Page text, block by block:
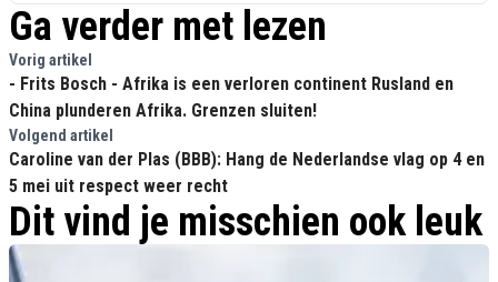
Ga verder met lezen
Vorig artikel
- Frits Bosch - Afrika is een verloren continent Rusland en
China plunderen Afrika. Grenzen sluiten!
Volgend artikel
Caroline van der Plas (BBB): Hang de Nederlandse vlag op 4 en
5 mei uit respect weer recht
Dit vind je misschien ook leuk